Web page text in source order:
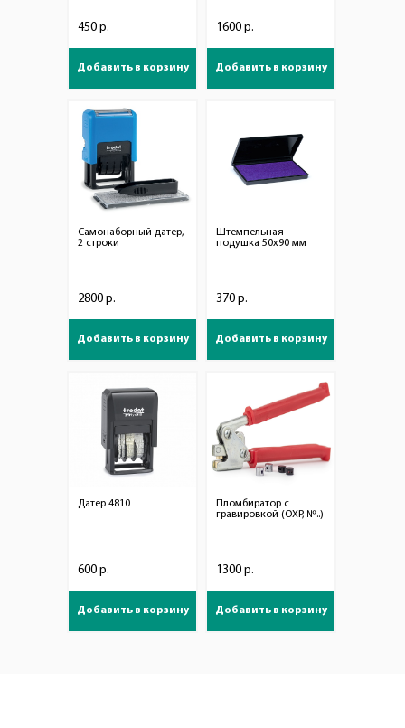
450 р.
Добавить в корзину
1600 р.
Добавить в корзину
Самонаборный датер,
2 строки
2800 р.
Добавить в корзину
Штемпельная
подушка 50х90 мм
370 р.
Добавить в корзину
Датер 4810
600 р.
Добавить в корзину
Пломбиратор с
гравировкой (ОХР, №..)
1300 р.
Добавить в корзину